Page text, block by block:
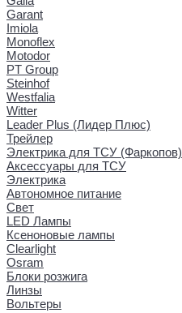
Garant
Imiola
Monoflex
Motodor
PT Group
Steinhof
Westfalia
Witter
Leader Plus (Лидер Плюс)
Трейлер
Электрика для ТСУ (Фаркопов)
Аксессуары для ТСУ
Электрика
Автономное питание
Свет
LED Лампы
Ксеноновые лампы
Clearlight
Osram
Блоки розжига
Линзы
Вольтеры